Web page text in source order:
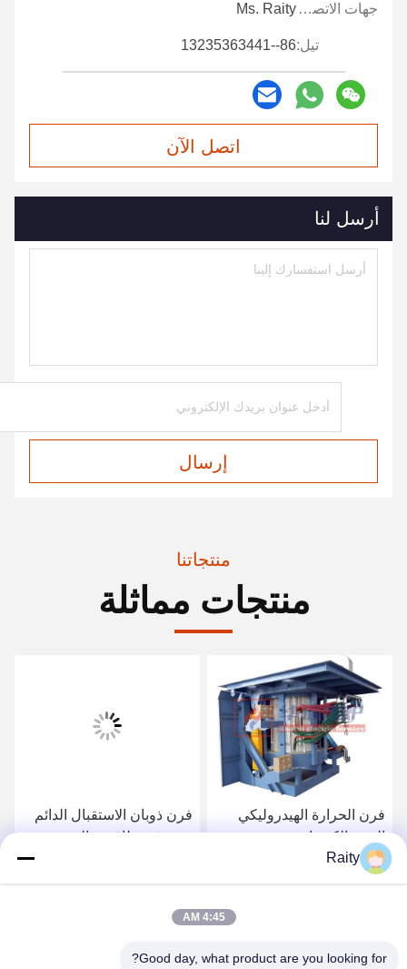
جهات الاتصال: Ms. Raity
تيل:86--13235363441
اتصل الآن
أرسل لنا
إرسال
منتجاتنا
منتجات مماثلة
فرن الحرارة الهيدروليكي
التردد الكهربائي
احصل على أفضل سعر
فرن ذوبان الاستقبال الدائم
مع توفير طاقة مثالي
احصل على أفضل سعر
Raity
4:45 AM
Good day, what product are you looking for?